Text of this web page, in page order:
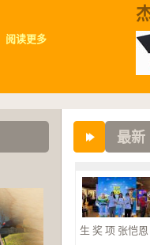
阅读更多
最新
2026年第三
奖
生 奖 项 张恺